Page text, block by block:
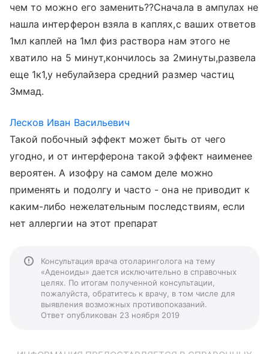
чем то можно его заменить??Сначала в ампулах не
нашла интерферон взяла в каплях,с ваших ответов
1мл каплей на 1мл физ раствора нам этого не
хватило на 5 минут,кончилось за 2минуты,развела
еще 1к1,у небулайзера средний размер частиц
3ммад.
Лесков Иван Васильевич
Такой побочный эффект может быть от чего
угодно, и от интерферона такой эффект наименее
вероятен. А изофру на самом деле можно
применять и подолгу и часто - она не приводит к
каким-либо нежелательным последствиям, если
нет аллергии на этот препарат
Консультация врача отоларинголога на тему
«Аденоиды» дается исключительно в справочных
целях. По итогам полученной консультации,
пожалуйста, обратитесь к врачу, в том числе для
выявления возможных противопоказаний.
Ответ опубликован 23 ноября 2019